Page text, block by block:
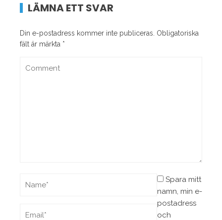
LÄMNA ETT SVAR
Din e-postadress kommer inte publiceras. Obligatoriska
fält är märkta *
Spara mitt
namn, min e-
postadress
och